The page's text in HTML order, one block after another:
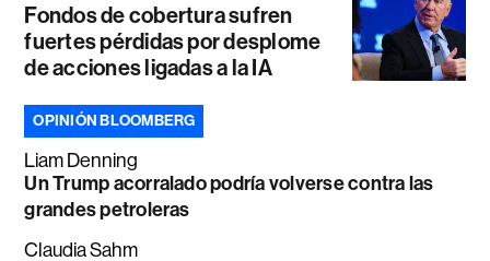
Fondos de cobertura sufren
fuertes pérdidas por desplome
de acciones ligadas a la IA
OPINIÓN BLOOMBERG
Liam Denning
Un Trump acorralado podría volverse contra las
grandes petroleras
Claudia Sahm